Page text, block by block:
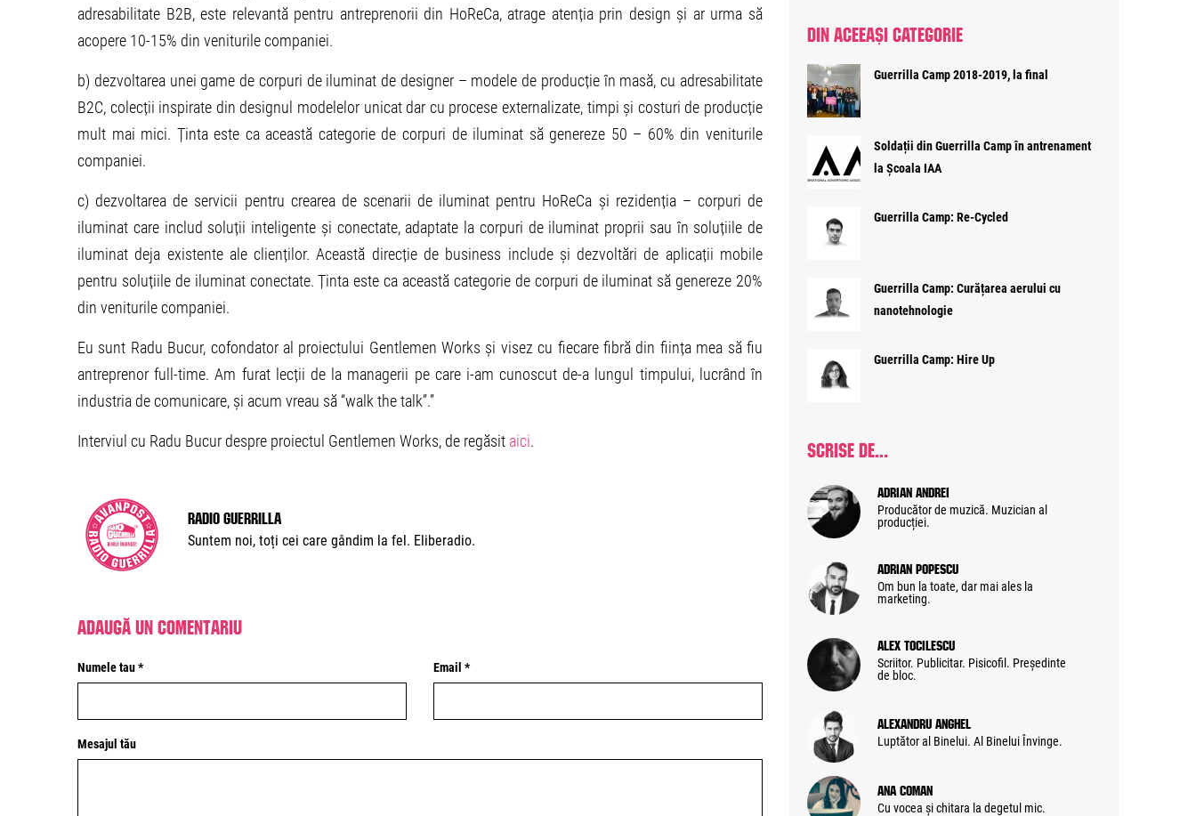
adresabilitate B2B, este relevantă pentru antreprenorii din HoReCa, atrage atenția prin design și ar urma să
acopere 10-15% din veniturile companiei.
b) dezvoltarea unei game de corpuri de iluminat de designer – modele de producție în masă, cu adresabilitate
B2C, colecții inspirate din designul modelelor unicat dar cu procese externalizate, timpi și costuri de producție
mult mai mici. Ținta este ca această categorie de corpuri de iluminat să genereze 50 – 60% din veniturile
companiei.
c) dezvoltarea de servicii pentru crearea de scenarii de iluminat pentru HoReCa și rezidenția – corpuri de
iluminat care includ soluții inteligente și conectate, adaptate la corpuri de iluminat proprii sau în soluțiile de
iluminat deja existente ale clienților. Această direcție de business include și dezvoltări de aplicații mobile
pentru soluțiile de iluminat conectate. Ținta este ca această categorie de corpuri de iluminat să genereze 20%
din veniturile companiei.
Eu sunt Radu Bucur, cofondator al proiectului Gentlemen Works și visez cu fiecare fibră din ființa mea să fiu
antreprenor full-time. Am furat lecții de la managerii pe care i-am cunoscut de-a lungul timpului, lucrând în
industria de comunicare, și acum vreau să “walk the talk”.”
Interviul cu Radu Bucur despre proiectul Gentlemen Works, de regăsit aici.
Radio Guerrilla
Suntem noi, toți cei care gândim la fel. Eliberadio.
Adaugă un comentariu
Numele tau * Email *
Mesajul tău
DIN ACEEAȘI CATEGORIE
Guerrilla Camp 2018-2019, la final
Soldații din Guerrilla Camp în antrenament
la Școala IAA
Guerrilla Camp: Re-Cycled
Guerrilla Camp: Curățarea aerului cu
nanotehnologie
Guerrilla Camp: Hire Up
SCRISE DE...
Adrian Andrei
Producător de muzică. Muzician al
producției.
Adrian Popescu
Om bun la toate, dar mai ales la
marketing.
Alex Tocilescu
Scriitor. Publicitar. Pisicofil. Președinte
de bloc.
Alexandru Anghel
Luptător al Binelui. Al Binelui Învinge.
Ana Coman
Cu vocea și chitara la degetul mic.